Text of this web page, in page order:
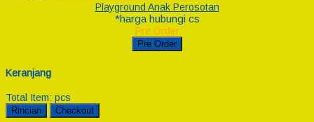
Playground Anak Perosotan
*harga hubungi cs
Pre Order
Pre Order
Keranjang
Total Item: pcs
Rincian Checkout